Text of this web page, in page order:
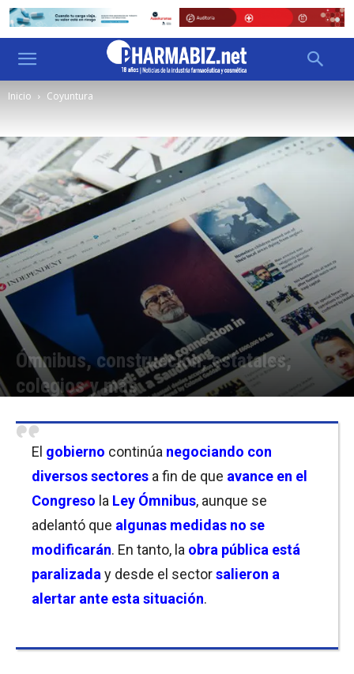
Inicio Coyuntura
Ómnibus, construcción, estatales,
colegios y más
El gobierno continúa negociando con
diversos sectores a fin de que avance en el
Congreso la Ley Ómnibus, aunque se
adelantó que algunas medidas no se
modificarán. En tanto, la obra pública está
paralizada y desde el sectorsalieron a
alertar ante esta situación.